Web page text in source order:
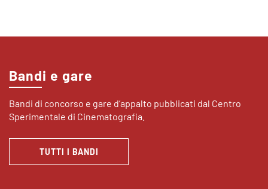
Bandi e gare
Bandi di concorso e gare d’appalto pubblicati dal Centro
Sperimentale di Cinematografia.
TUTTI I BANDI